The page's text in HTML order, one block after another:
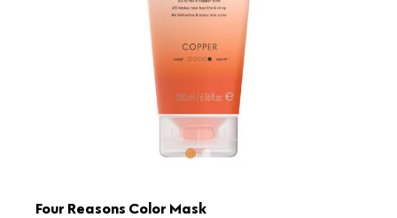
Four Reasons Color Mask